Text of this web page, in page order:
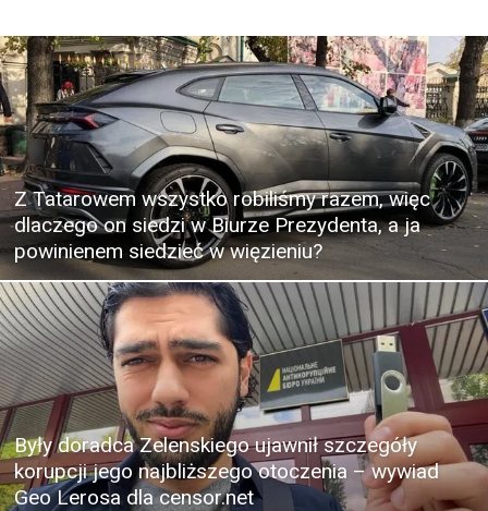
Z Tatarowem wszystko robiliśmy razem, więc
dlaczego on siedzi w Biurze Prezydenta, a ja
powinienem siedzieć w więzieniu?
Były doradca Zelenskiego ujawnił szczegóły
korupcji jego najbliższego otoczenia – wywiad
Geo Lerosa dla censor.net